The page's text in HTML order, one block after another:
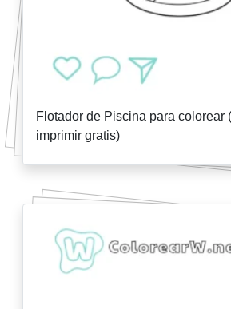
Flotador de Piscina para colorear
imprimir gratis)